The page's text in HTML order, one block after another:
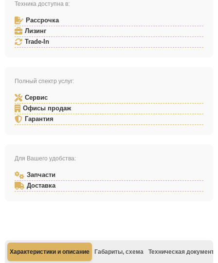
Техника доступна в:
Рассрочка
Лизинг
Trade-In
Полный спектр услуг:
Сервис
Офисы продаж
Гарантия
Для Вашего удобства:
Запчасти
Доставка
Характеристики и описание Габариты, схема Техническая